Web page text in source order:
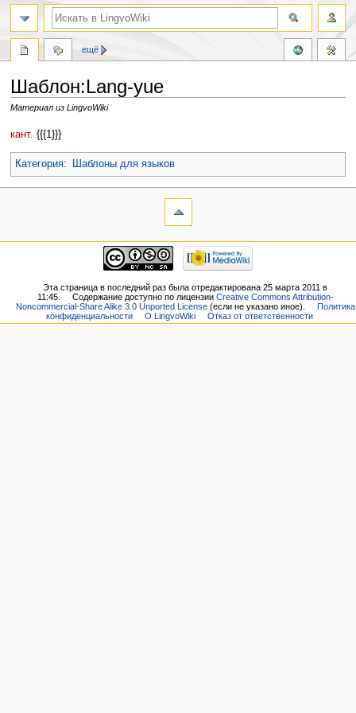
Шаблон:Lang-yue
Материал из LingvoWiki
Перейти
навигации
Перейти
поиску
кант. {{{1}}}
Категория: Шаблоны для языков
ещё
Эта страница в последний раз была отредактирована 25 марта 2011 в
11:45.
Содержание доступно по лицензии Creative Commons Attribution-
Noncommercial-Share Alike 3.0 Unported License(если не указано иное).
Политика
конфиденциальности
О LingvoWiki Отказ от ответственности